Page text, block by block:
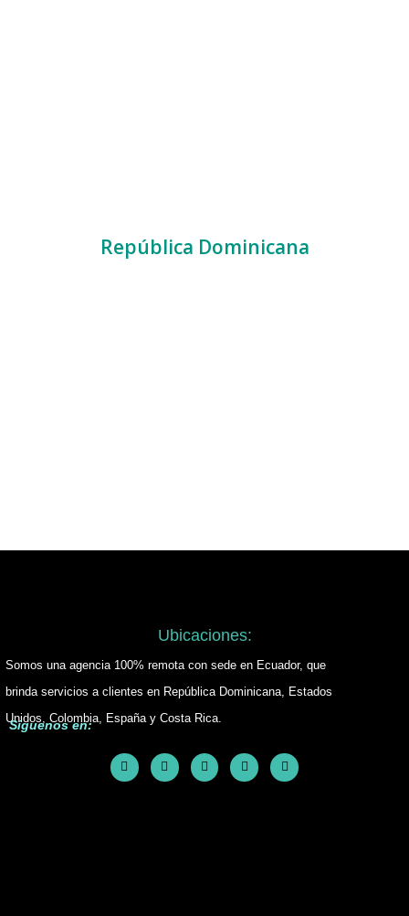
República Dominicana
Ubicaciones:
Somos una agencia 100% remota con sede en Ecuador, que
brinda servicios a clientes en República Dominicana, Estados
Unidos, Colombia, España y Costa Rica.
Siguenos en: